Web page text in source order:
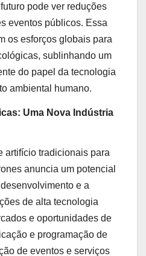
pode ver reduções
eventos públicos. Essa
os esforços globais para
sublinhando um
do papel da tecnologia
ambiental humano.
Uma Nova Indústria
artifício tradicionais para
anuncia um potencial
e a
de alta tecnologia
e oportunidades de
e programação de
de eventos e serviços